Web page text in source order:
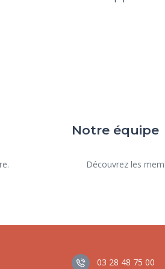
Notre équipe
03 28 48 75 00